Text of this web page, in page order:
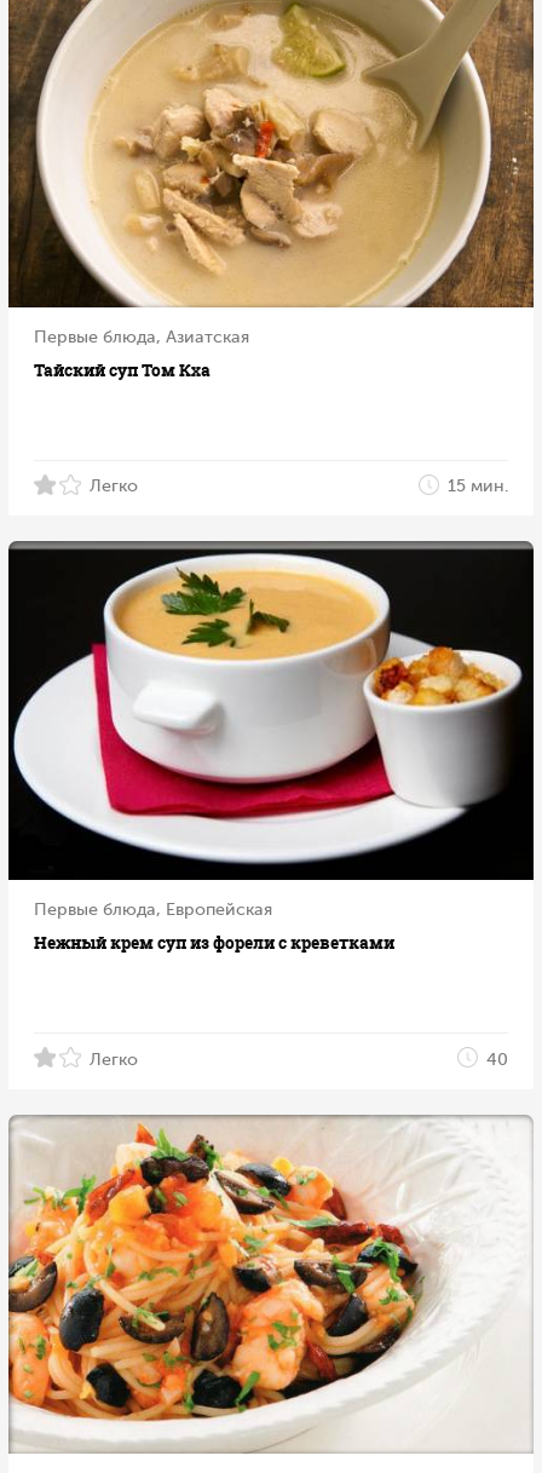
Первые блюда, Азиатская
Тайский суп Том Кха
Легко 15 мин.
Первые блюда, Европейская
Нежный крем суп из форели с креветками
Легко 40